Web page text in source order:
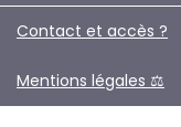
Contact et accès ?
Mentions légales ⚖️